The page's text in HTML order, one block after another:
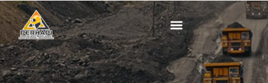
Lewati
ke
konten